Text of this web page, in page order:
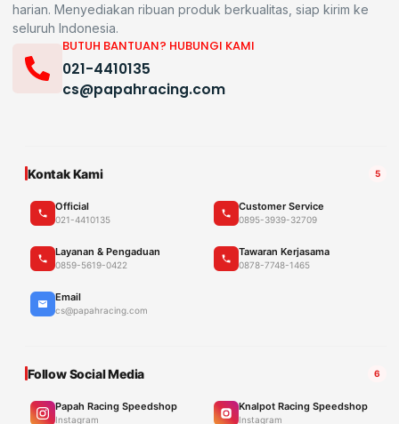
harian. Menyediakan ribuan produk berkualitas, siap kirim ke
seluruh Indonesia.
BUTUH BANTUAN? HUBUNGI KAMI
021-4410135
cs@papahracing.com
Kontak Kami 5
Official
021-4410135
Customer Service
0895-3939-32709
Layanan & Pengaduan
0859-5619-0422
Tawaran Kerjasama
0878-7748-1465
Email
cs@papahracing.com
Follow Social Media 6
Papah Racing Speedshop
Instagram
Knalpot Racing Speedshop
Instagram